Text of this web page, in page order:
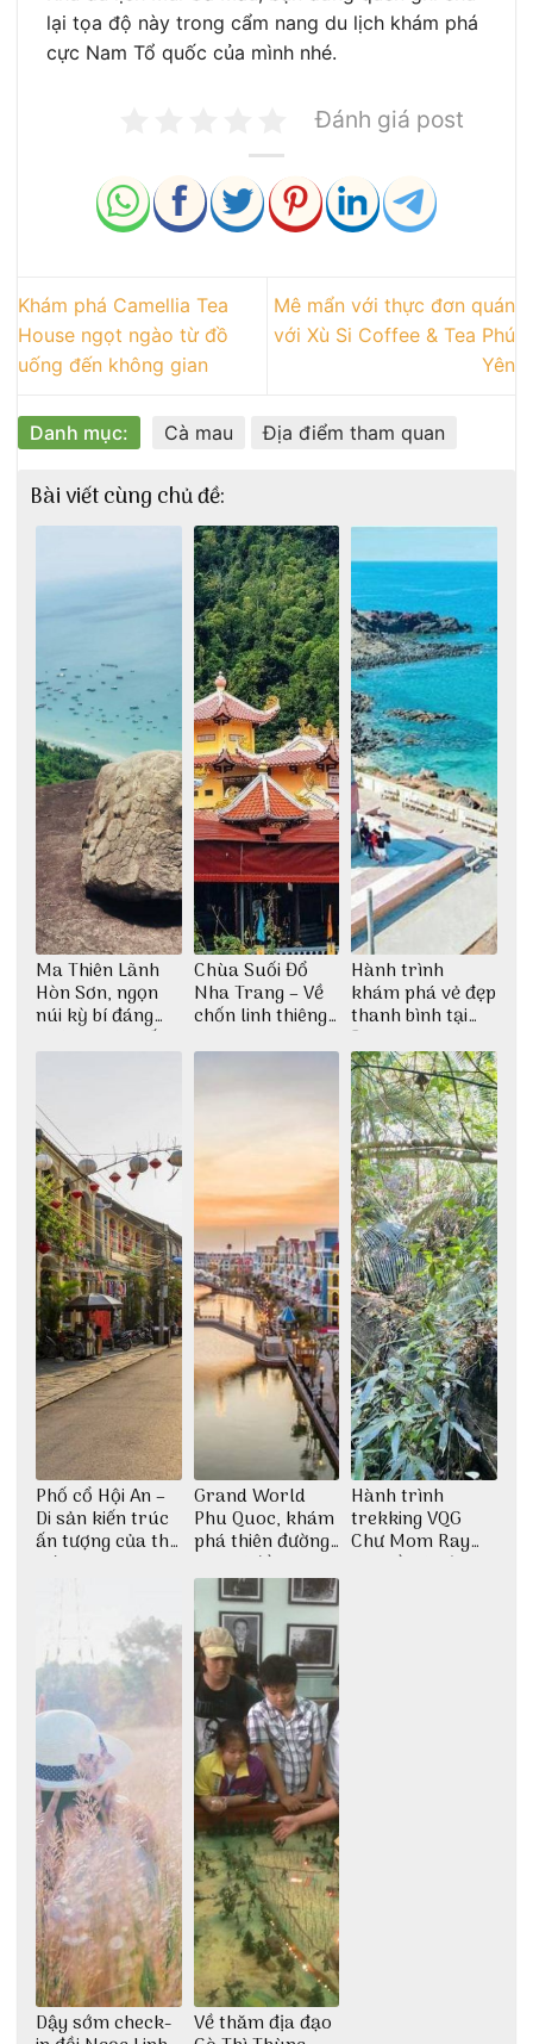
lại tọa độ này trong cẩm nang du lịch khám phá
cực Nam Tổ quốc của mình nhé.
Đánh giá post
Khám phá Camellia Tea
House ngọt ngào từ đồ
uống đến không gian
Mê mẩn với thực đơn quán
với Xù Si Coffee & Tea Phú
Yên
Danh mục: Cà mau Địa điểm tham quan
Bài viết cùng chủ đề:
Ma Thiên Lãnh
Hòn Sơn, ngọn
núi kỳ bí đáng
khám phá nhất
Chùa Suối Đổ
Nha Trang – Về
chốn linh thiêng
thiền định
Hành trình
khám phá vẻ đẹp
thanh bình tại
Đảo Phú Quý
Phố cổ Hội An –
Di sản kiến trúc
ấn tượng của thế
giới
Grand World
Phu Quoc, khám
phá thiên đường
giải trí đầy sôi
động
Hành trình
trekking VQG
Chư Mom Ray
tìm về núi rừng
Dậy sớm check- Về thăm địa đạo